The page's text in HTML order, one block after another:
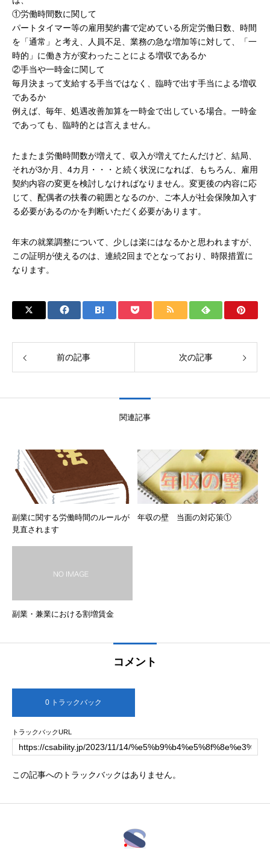
①労働時間数に関して
パートタイマー等の雇用契約書で定めている所定労働日数、時間
を「通常」と考え、人員不足、業務の急な増加等に対して、「一
時的」に働き方が変わったことによる増収であるか
②手当や一時金に関して
毎月決まって支給する手当ではなく、臨時で出す手当による増収
であるか
例えば、毎年、処遇改善加算を一時金で出している場合。一時金
であっても、臨時的とは言えません。
たまたま労働時間数が増えて、収入が増えてたんだけど、結局、
それが3か月、4カ月・・・と続く状況になれば、もちろん、雇用
契約内容の変更を検討しなければなりません。変更後の内容に応
じて、配偶者の扶養の範囲となるのか、ご本人が社会保険加入す
る必要があるのかを判断いただく必要があります。
年末の就業調整について、少しは楽にはなるかと思われますが、
この証明が使えるのは、連続2回までとなっており、時限措置に
なります。
前の記事 次の記事
関連記事
副業に関する労働時間のルールが
見直されます
年収の壁 当面の対応策①
副業・兼業における割増賃金
コメント
0 トラックバック
トラックバックURL
この記事へのトラックバックはありません。